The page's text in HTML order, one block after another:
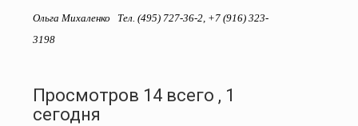
Ольга Михаленко
Тел. (495) 727-36-2, +7 (916) 323-
3198
Просмотров 14 всего , 1
сегодня